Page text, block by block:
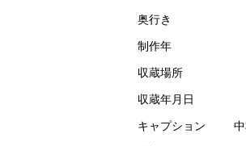
奥行き
制作年
収蔵場所
収蔵年月日
キャプション